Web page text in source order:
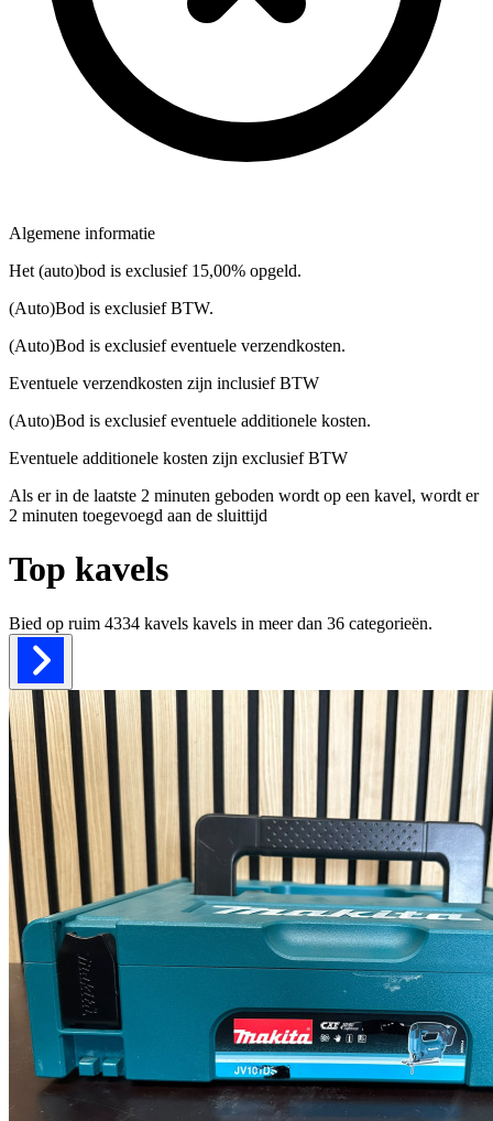
Algemene informatie
Het (auto)bod is exclusief 15,00% opgeld.
(Auto)Bod is exclusief BTW.
(Auto)Bod is exclusief eventuele verzendkosten.
Eventuele verzendkosten zijn inclusief BTW
(Auto)Bod is exclusief eventuele additionele kosten.
Eventuele additionele kosten zijn exclusief BTW
Als er in de laatste 2 minuten geboden wordt op een kavel, wordt er
2 minuten toegevoegd aan de sluittijd
Top kavels
Bied op ruim 4334 kavels kavels in meer dan 36 categorieën.